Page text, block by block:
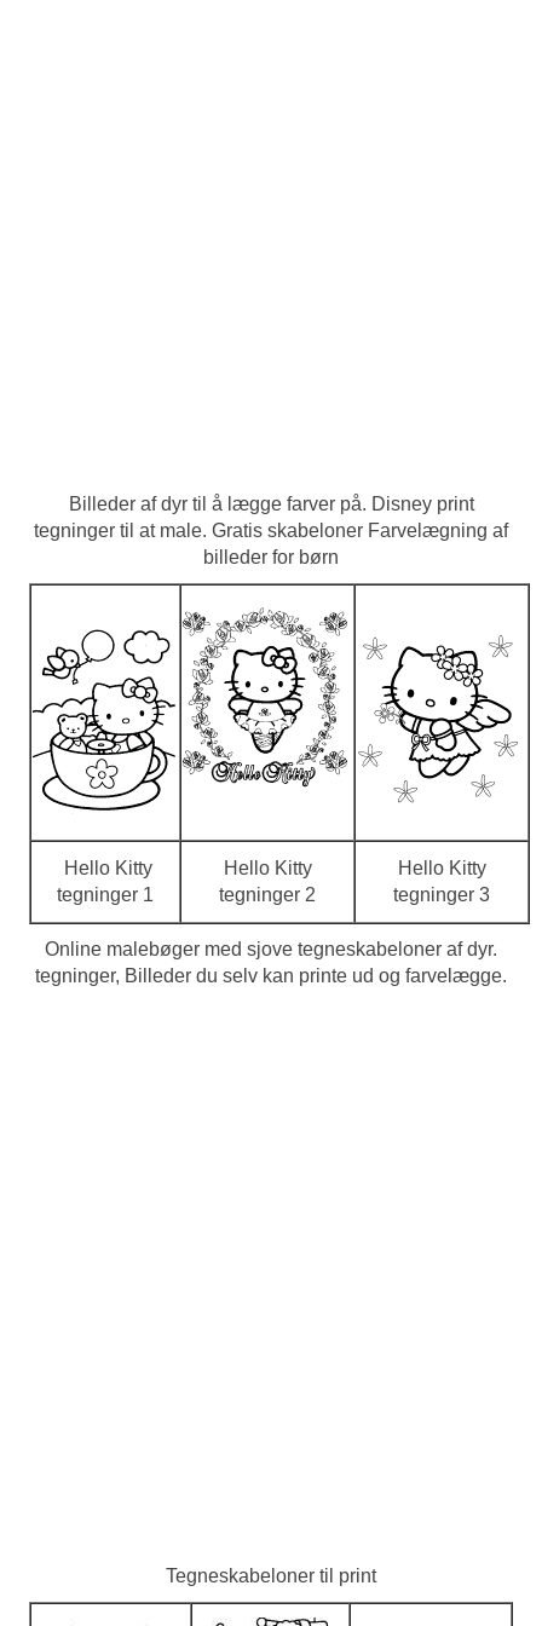
Billeder af dyr til å lægge farver på. Disney print
tegninger til at male. Gratis skabeloner Farvelægning af
billeder for børn
Hello Kitty
tegninger 1
Hello Kitty
tegninger 2
Hello Kitty
tegninger 3
Online malebøger med sjove tegneskabeloner af dyr.
tegninger, Billeder du selv kan printe ud og farvelægge.
Tegneskabeloner til print